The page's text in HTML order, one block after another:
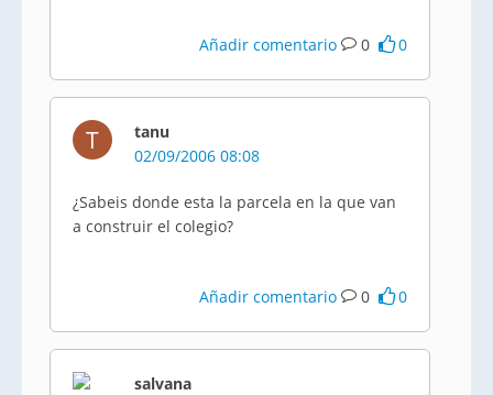
Añadir comentario 0 0
T
tanu
02/09/2006 08:08
¿Sabeis donde esta la parcela en la que van
a construir el colegio?
Añadir comentario 0 0
salvana